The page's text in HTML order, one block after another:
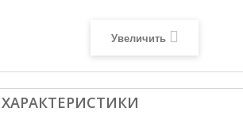
Увеличить
ХАРАКТЕРИСТИКИ